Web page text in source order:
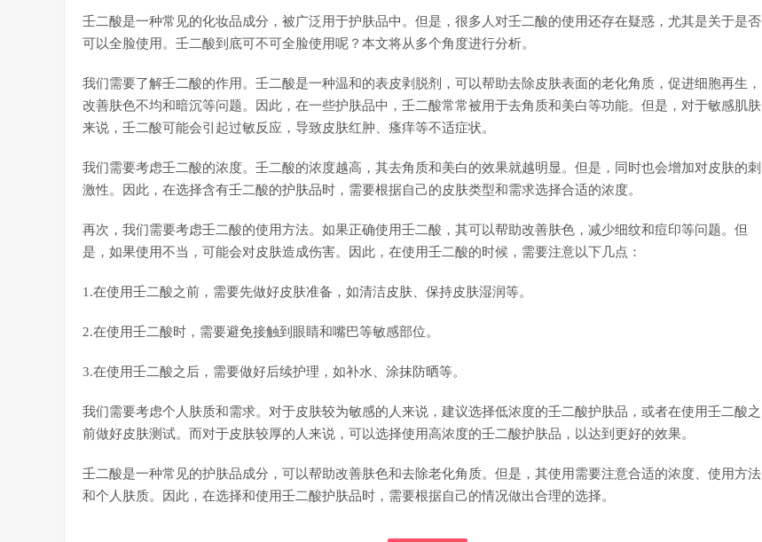
壬二酸是一种常见的化妆品成分，被广泛用于护肤品中。但是，很多人对壬二酸的使用还存在疑惑，尤其是关于是否
可以全脸使用。壬二酸到底可不可全脸使用呢？本文将从多个角度进行分析。
我们需要了解壬二酸的作用。壬二酸是一种温和的表皮剥脱剂，可以帮助去除皮肤表面的老化角质，促进细胞再生，
改善肤色不均和暗沉等问题。因此，在一些护肤品中，壬二酸常常被用于去角质和美白等功能。但是，对于敏感肌肤
来说，壬二酸可能会引起过敏反应，导致皮肤红肿、瘙痒等不适症状。
我们需要考虑壬二酸的浓度。壬二酸的浓度越高，其去角质和美白的效果就越明显。但是，同时也会增加对皮肤的刺
激性。因此，在选择含有壬二酸的护肤品时，需要根据自己的皮肤类型和需求选择合适的浓度。
再次，我们需要考虑壬二酸的使用方法。如果正确使用壬二酸，其可以帮助改善肤色，减少细纹和痘印等问题。但
是，如果使用不当，可能会对皮肤造成伤害。因此，在使用壬二酸的时候，需要注意以下几点：
1.在使用壬二酸之前，需要先做好皮肤准备，如清洁皮肤、保持皮肤湿润等。
2.在使用壬二酸时，需要避免接触到眼睛和嘴巴等敏感部位。
3.在使用壬二酸之后，需要做好后续护理，如补水、涂抹防晒等。
我们需要考虑个人肤质和需求。对于皮肤较为敏感的人来说，建议选择低浓度的壬二酸护肤品，或者在使用壬二酸之
前做好皮肤测试。而对于皮肤较厚的人来说，可以选择使用高浓度的壬二酸护肤品，以达到更好的效果。
壬二酸是一种常见的护肤品成分，可以帮助改善肤色和去除老化角质。但是，其使用需要注意合适的浓度、使用方法
和个人肤质。因此，在选择和使用壬二酸护肤品时，需要根据自己的情况做出合理的选择。